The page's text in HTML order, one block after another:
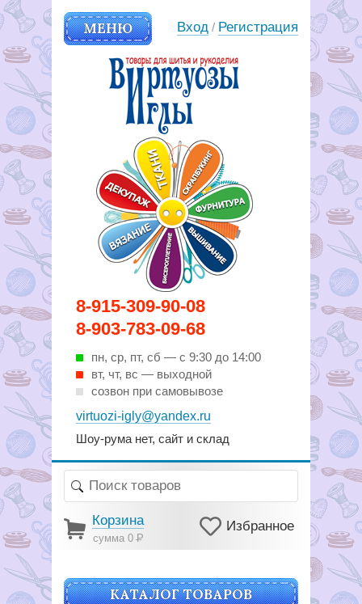
8-915-309-90-08
8-903-783-09-68
пн, ср, пт, cб — с 9:30 до 14:00
вт, чт, вс — выходной
созвон при самовывозе
virtuozi-igly@yandex.ru
Шоу-рума нет, сайт и склад
МЕНЮ
Вирутозы иглы. Товары для
шитья и рукоделья
Вход / Регистрация
Корзина
сумма 0Р
Избранное
КАТАЛОГ ТОВАРОВ